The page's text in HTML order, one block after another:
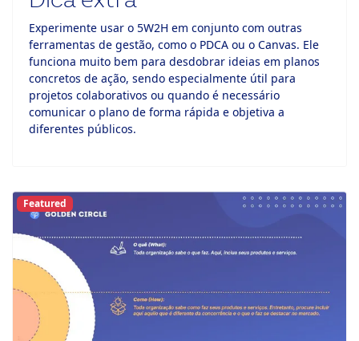
Experimente usar o 5W2H em conjunto com outras
ferramentas de gestão, como o PDCA ou o Canvas. Ele
funciona muito bem para desdobrar ideias em planos
concretos de ação, sendo especialmente útil para
projetos colaborativos ou quando é necessário
comunicar o plano de forma rápida e objetiva a
diferentes públicos.
Featured